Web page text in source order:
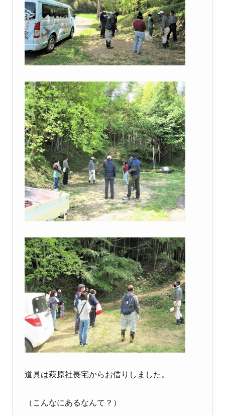
道具は萩原社長宅からお借りしました。
（こんなにあるなんて？）